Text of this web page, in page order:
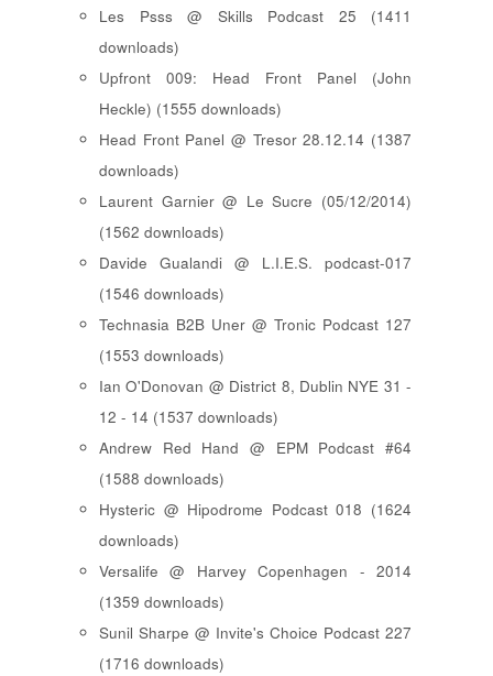
Les Psss @ Skills Podcast 25 (1411
downloads)
Upfront 009: Head Front Panel (John
Heckle) (1555 downloads)
Head Front Panel @ Tresor 28.12.14 (1387
downloads)
Laurent Garnier @ Le Sucre (05/12/2014)
(1562 downloads)
Davide Gualandi @ L.I.E.S. podcast-017
(1546 downloads)
Technasia B2B Uner @ Tronic Podcast 127
(1553 downloads)
Ian O'Donovan @ District 8, Dublin NYE 31 -
12 - 14 (1537 downloads)
Andrew Red Hand @ EPM Podcast #64
(1588 downloads)
Hysteric @ Hipodrome Podcast 018 (1624
downloads)
Versalife @ Harvey Copenhagen - 2014
(1359 downloads)
Sunil Sharpe @ Invite's Choice Podcast 227
(1716 downloads)